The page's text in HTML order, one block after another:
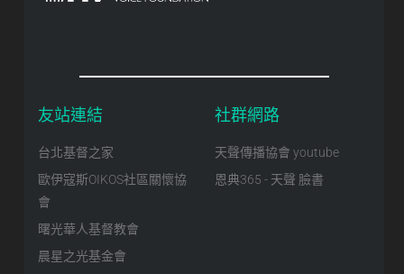
友站連結
台北基督之家
歐伊寇斯OIKOS社區關懷協
會
曙光華人基督教會
晨星之光基金會
社群網路
天聲傳播協會 youtube
恩典365 - 天聲 臉書